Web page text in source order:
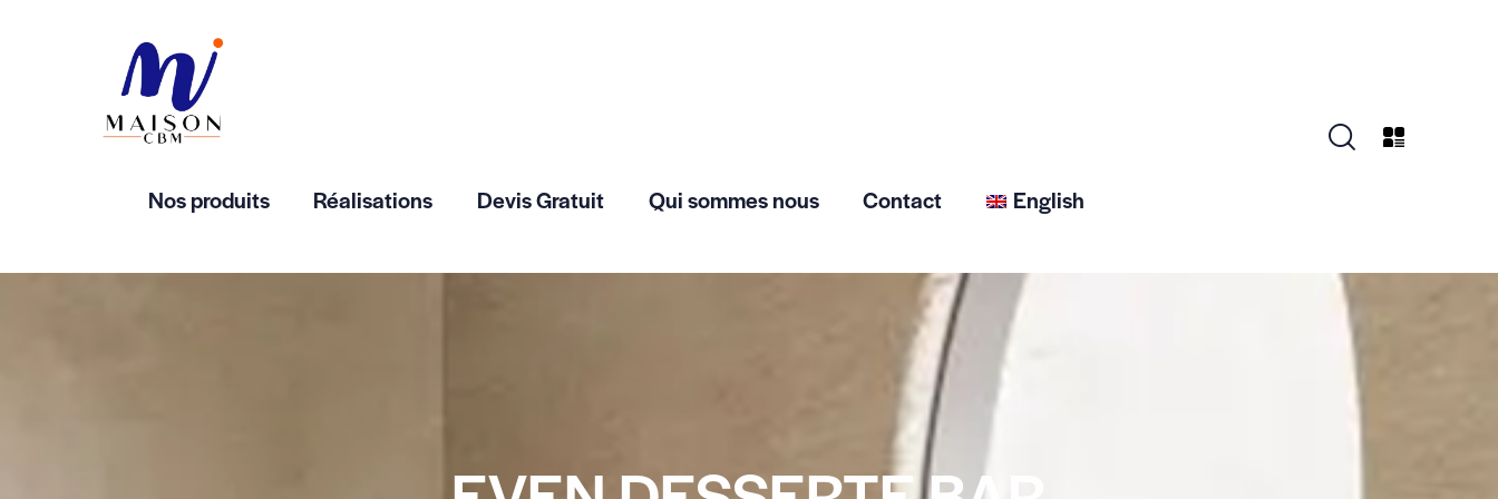
Nos produits Réalisations Devis Gratuit Qui sommes nous Contact English